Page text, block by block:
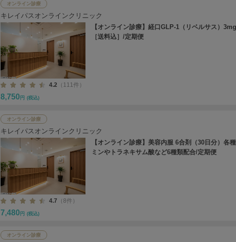
オンライン診療
キレイパスオンラインクリニック
【オンライン診療】経口GLP-1（リベルサス）
［送料込］/定期便
4.2 （111件）
8,750 円 (税込)
オンライン診療
キレイパスオンラインクリニック
【オンライン診療】美容内服 6合剤（30日分）各
ミンやトラネキサム酸など6種類配合/定期便
4.7 （8件）
7,480 円 (税込)
オンライン診療